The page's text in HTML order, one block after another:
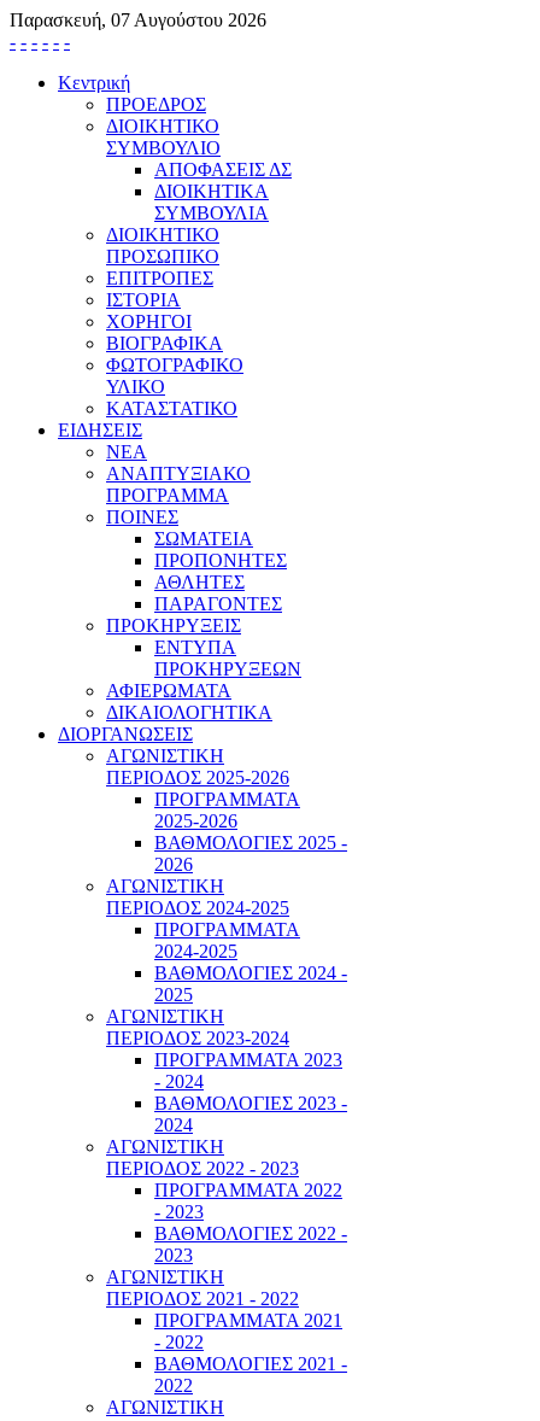
Παρασκευή, 07 Αυγούστου 2026
- - - - - -
Κεντρική
ΠΡΟΕΔΡΟΣ
ΔΙΟΙΚΗΤΙΚΟ
ΣΥΜΒΟΥΛΙΟ
ΑΠΟΦΑΣΕΙΣ ΔΣ
ΔΙΟΙΚΗΤΙΚΑ
ΣΥΜΒΟΥΛΙΑ
ΔΙΟΙΚΗΤΙΚΟ
ΠΡΟΣΩΠΙΚΟ
ΕΠΙΤΡΟΠΕΣ
ΙΣΤΟΡΙΑ
ΧΟΡΗΓΟΙ
ΒΙΟΓΡΑΦΙΚΑ
ΦΩΤΟΓΡΑΦΙΚΟ
ΥΛΙΚΟ
ΚΑΤΑΣΤΑΤΙΚΟ
ΕΙΔΗΣΕΙΣ
ΝΕΑ
ΑΝΑΠΤΥΞΙΑΚΟ
ΠΡΟΓΡΑΜΜΑ
ΠΟΙΝΕΣ
ΣΩΜΑΤΕΙΑ
ΠΡΟΠΟΝΗΤΕΣ
ΑΘΛΗΤΕΣ
ΠΑΡΑΓΟΝΤΕΣ
ΠΡΟΚΗΡΥΞΕΙΣ
ΕΝΤΥΠΑ
ΠΡΟΚΗΡΥΞΕΩΝ
ΑΦΙΕΡΩΜΑΤΑ
ΔΙΚΑΙΟΛΟΓΗΤΙΚΑ
ΔΙΟΡΓΑΝΩΣΕΙΣ
ΑΓΩΝΙΣΤΙΚΗ
ΠΕΡΙΟΔΟΣ 2025-2026
ΠΡΟΓΡΑΜΜΑΤΑ
2025-2026
ΒΑΘΜΟΛΟΓΙΕΣ 2025 -
2026
ΑΓΩΝΙΣΤΙΚΗ
ΠΕΡΙΟΔΟΣ 2024-2025
ΠΡΟΓΡΑΜΜΑΤΑ
2024-2025
ΒΑΘΜΟΛΟΓΙΕΣ 2024 -
2025
ΑΓΩΝΙΣΤΙΚΗ
ΠΕΡΙΟΔΟΣ 2023-2024
ΠΡΟΓΡΑΜΜΑΤΑ 2023
- 2024
ΒΑΘΜΟΛΟΓΙΕΣ 2023 -
2024
ΑΓΩΝΙΣΤΙΚΗ
ΠΕΡΙΟΔΟΣ 2022 - 2023
ΠΡΟΓΡΑΜΜΑΤΑ 2022
- 2023
ΒΑΘΜΟΛΟΓΙΕΣ 2022 -
2023
ΑΓΩΝΙΣΤΙΚΗ
ΠΕΡΙΟΔΟΣ 2021 - 2022
ΠΡΟΓΡΑΜΜΑΤΑ 2021
- 2022
ΒΑΘΜΟΛΟΓΙΕΣ 2021 -
2022
ΑΓΩΝΙΣΤΙΚΗ